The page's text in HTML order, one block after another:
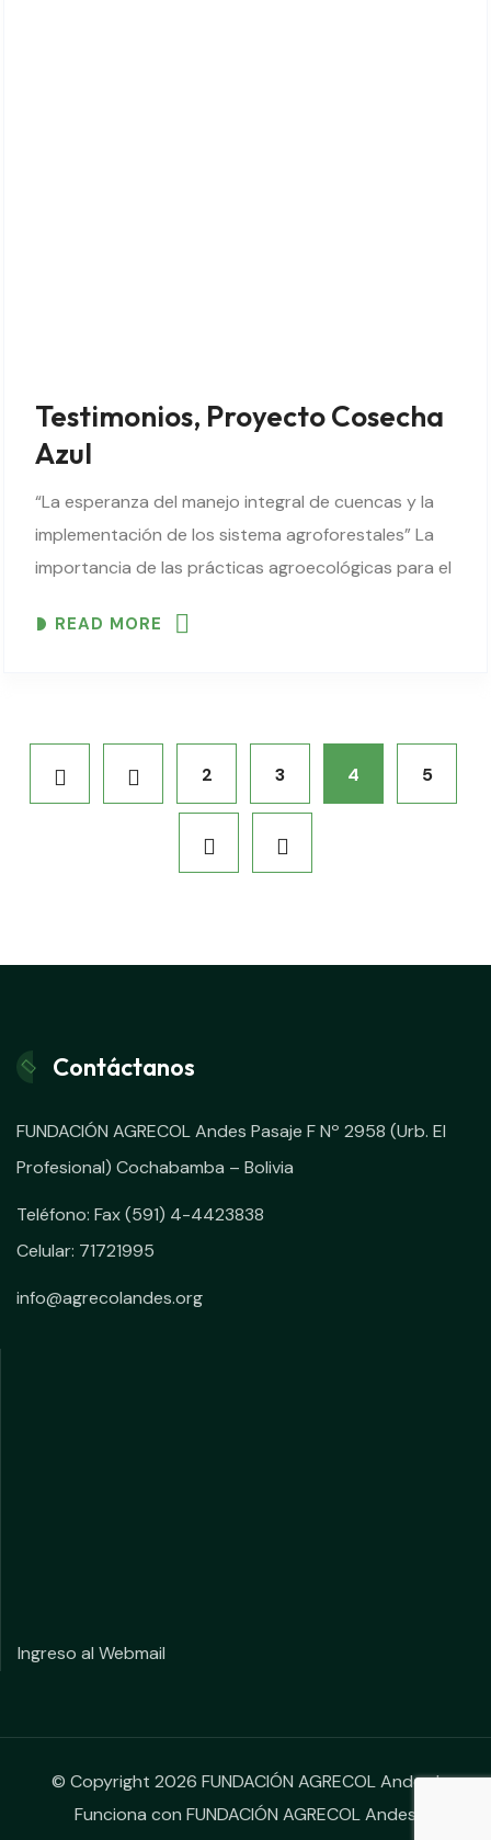
Testimonios, Proyecto Cosecha
Azul
“La esperanza del manejo integral de cuencas y la
implementación de los sistema agroforestales” La
importancia de las prácticas agroecológicas para el
que antes del proyecto, si bien conocían la..
READ MORE
2 3 4 5
Contáctanos
FUNDACIÓN AGRECOL Andes Pasaje F Nº 2958 (Urb. El
Profesional) Cochabamba – Bolivia
Teléfono: Fax (591) 4-4423838
Celular: 71721995
info@agrecolandes.org
Ingreso al Webmail
© Copyright 2026 FUNDACIÓN AGRECOL Andes |
Funciona con FUNDACIÓN AGRECOL Andes